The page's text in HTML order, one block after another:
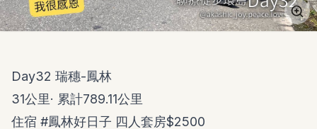
Day32 瑞穗-鳳林
31公里· 累計789.11公里
住宿 #鳳林好日子 四人套房$2500